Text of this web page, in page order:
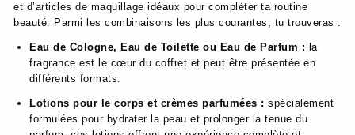
et d’articles de maquillage idéaux pour compléter ta routine
beauté. Parmi les combinaisons les plus courantes, tu trouveras :
Eau de Cologne, Eau de Toilette ou Eau de Parfum : la
fragrance est le cœur du coffret et peut être présentée en
différents formats.
Lotions pour le corps et crèmes parfumées : spécialement
formulées pour hydrater la peau et prolonger la tenue du